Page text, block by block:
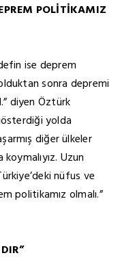
POLİTİKAMIZ
ise deprem
sonra depremi
diyen Öztürk
yolda
diğer ülkeler
Uzun
nüfus ve
politikamız olmalı.”